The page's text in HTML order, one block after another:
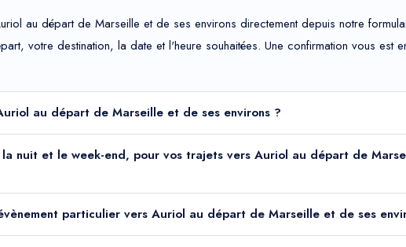
au départ de Marseille et de ses environs directement depuis notre
votre destination, la date et l'heure souhaitées. Une confirmation vous est
au départ de Marseille et de ses environs ?
nuit et le week-end, pour vos trajets vers Auriol au départ de
particulier vers Auriol au départ de Marseille et de ses